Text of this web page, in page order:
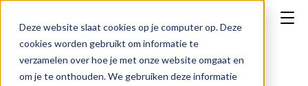
Deze website slaat cookies op je computer op. Deze
cookies worden gebruikt om informatie te
verzamelen over hoe je met onze website omgaat en
om je te onthouden. We gebruiken deze informatie